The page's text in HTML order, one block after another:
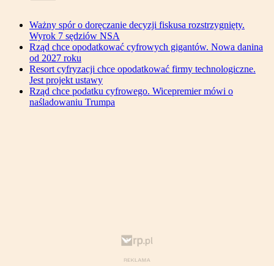
Ważny spór o doręczanie decyzji fiskusa rozstrzygnięty.
Wyrok 7 sędziów NSA
Rząd chce opodatkować cyfrowych gigantów. Nowa danina
od 2027 roku
Resort cyfryzacji chce opodatkować firmy technologiczne.
Jest projekt ustawy
Rząd chce podatku cyfrowego. Wicepremier mówi o
naśladowaniu Trumpa